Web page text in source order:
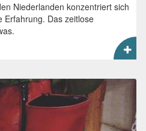
Niederlanden konzentriert sich
Erfahrung. Das zeitlose